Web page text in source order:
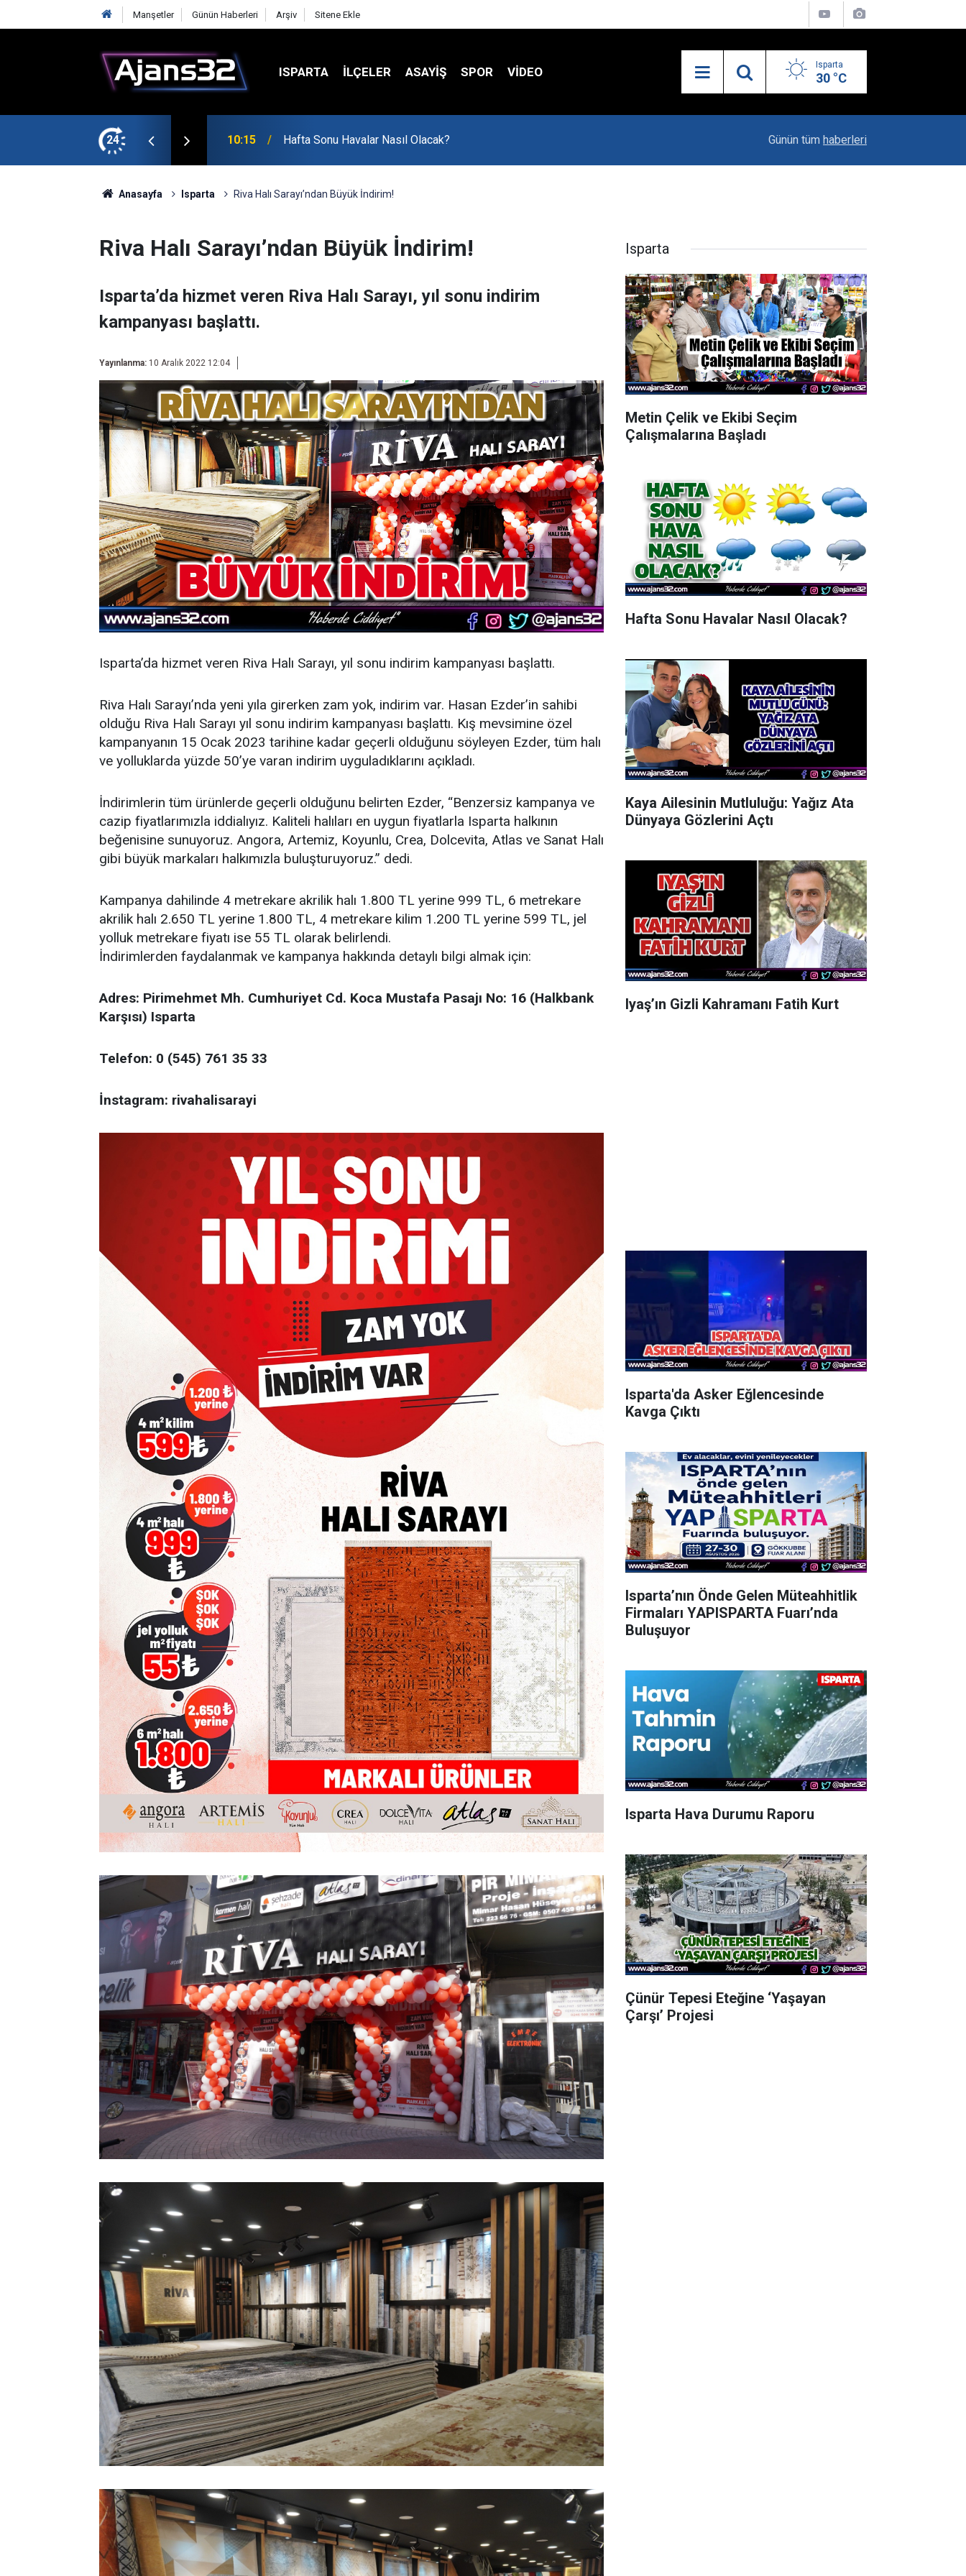
Manşetler Günün Haberleri Arşiv Sitene Ekle
ISPARTA İLÇELER ASAYİŞ SPOR VIDEO Isparta
30 °C
24 10:15 Hafta Sonu Havalar Nasıl Olacak? Kaya Ailesinin Mutluluğu: Yağız Ata Dünyaya
Günün tüm haberleri
Anasayfa Isparta Riva Halı Sarayı’ndan Büyük İndirim!
Riva Halı Sarayı’ndan Büyük İndirim!
Isparta’da hizmet veren Riva Halı Sarayı, yıl sonu indirim
kampanyası başlattı.
Yayınlanma: 10 Aralık 2022 12:04
Isparta’da hizmet veren Riva Halı Sarayı, yıl sonu indirim kampanyası başlattı.
Riva Halı Sarayı’nda yeni yıla girerken zam yok, indirim var. Hasan Ezder’in sahibi
olduğu Riva Halı Sarayı yıl sonu indirim kampanyası başlattı. Kış mevsimine özel
kampanyanın 15 Ocak 2023 tarihine kadar geçerli olduğunu söyleyen Ezder, tüm halı
ve yolluklarda yüzde 50’ye varan indirim uyguladıklarını açıkladı.
İndirimlerin tüm ürünlerde geçerli olduğunu belirten Ezder, “Benzersiz kampanya ve
cazip fiyatlarımızla iddialıyız. Kaliteli halıları en uygun fiyatlarla Isparta halkının
beğenisine sunuyoruz. Angora, Artemiz, Koyunlu, Crea, Dolcevita, Atlas ve Sanat Halı
gibi büyük markaları halkımızla buluşturuyoruz.” dedi.
Kampanya dahilinde 4 metrekare akrilik halı 1.800 TL yerine 999 TL, 6 metrekare
akrilik halı 2.650 TL yerine 1.800 TL, 4 metrekare kilim 1.200 TL yerine 599 TL, jel
yolluk metrekare fiyatı ise 55 TL olarak belirlendi.
İndirimlerden faydalanmak ve kampanya hakkında detaylı bilgi almak için:
Adres: Pirimehmet Mh. Cumhuriyet Cd. Koca Mustafa Pasajı No: 16 (Halkbank
Karşısı) Isparta
Telefon: 0 (545) 761 35 33
İnstagram: rivahalisarayi
Isparta
Metin Çelik ve Ekibi Seçim
Çalışmalarına Başladı
Hafta Sonu Havalar Nasıl Olacak?
Kaya Ailesinin Mutluluğu: Yağız Ata
Dünyaya Gözlerini Açtı
Iyaş’ın Gizli Kahramanı Fatih Kurt
Isparta'da Asker Eğlencesinde
Kavga Çıktı
Isparta’nın Önde Gelen Müteahhitlik
Firmaları YAPISPARTA Fuarı’nda
Buluşuyor
Isparta Hava Durumu Raporu
Çünür Tepesi Eteğine ‘Yaşayan
Çarşı’ Projesi